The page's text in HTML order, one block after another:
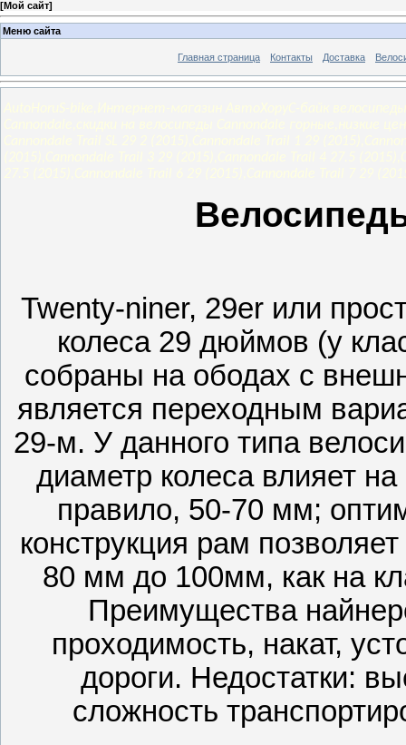
[Мой сайт]
Меню сайта
Главная страница Контакты Доставка
Twenty-niner, 29er или
колеса 29 дюймов (у
собраны на ободах с
является переходным
29-м. У данного типа
диаметр колеса влияет
правило, 50-70 мм;
конструкция рам
80 мм до 100мм, как на
Преимущества
проходимость, накат,
дороги. Недостатки:
сложность